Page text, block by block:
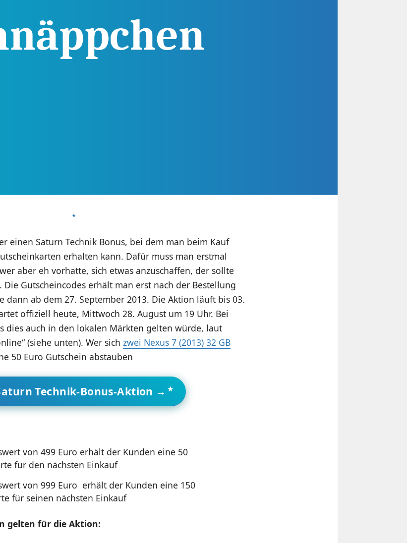
einen Saturn Technik Bonus, bei dem man beim Kauf
erhalten kann. Dafür muss man erstmal
aber eh vorhatte, sich etwas anzuschaffen, der sollte
Gutscheincodes erhält man erst nach der Bestellung
dann ab dem 27. September 2013. Die Aktion läuft bis 03.
offiziell heute, Mittwoch 28. August um 19 Uhr. Bei
dies auch in den lokalen Märkten gelten würde, laut
(siehe unten). Wer sich zwei Nexus 7 (2013) 32 GB
50 Euro Gutschein abstauben
Technik-Bonus-Aktion →
von 499 Euro erhält der Kunden eine 50
für den nächsten Einkauf
von 999 Euro erhält der Kunden eine 150
für seinen nächsten Einkauf
gelten für die Aktion: